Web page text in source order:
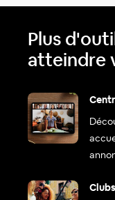
Plus
atteindre